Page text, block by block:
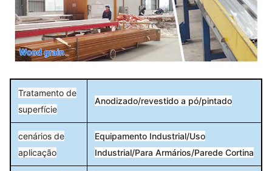
Tratamento de
superfície
Anodizado/revestido a pó/pintado
cenários de
aplicação
Equipamento Industrial/Uso
Industrial/Para Armários/Parede Cortina